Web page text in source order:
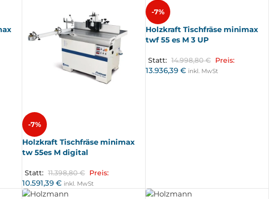
-7%
Holzkraft Tischfräse minimax
tw 55es M digital
Statt: 11.398,80€ Preis:
10.591,39€ inkl. MwSt
-7%
Holzkraft Tischfräse minimax
twf 55 es M 3 UP
Statt: 14.998,80€ Preis:
13.936,39€ inkl. MwSt